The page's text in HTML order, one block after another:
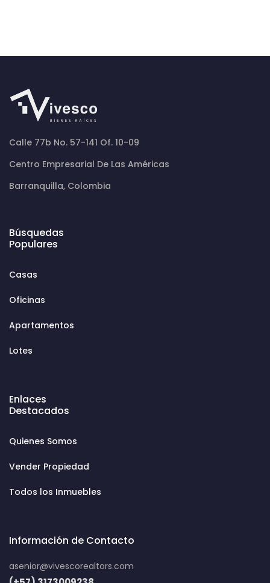
Calle 77b No. 57-141 Of. 10-09
Centro Empresarial De Las Américas
Barranquilla, Colombia
Búsquedas
Populares
Casas
Oficinas
Apartamentos
Lotes
Enlaces
Destacados
Quienes Somos
Vender Propiedad
Todos los Inmuebles
Información de Contacto
asenior@vivescorealtors.com